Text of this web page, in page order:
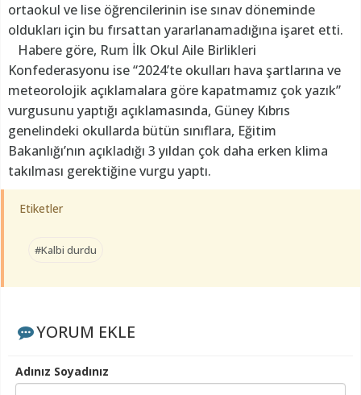
ortaokul ve lise öğrencilerinin ise sınav döneminde
oldukları için bu fırsattan yararlanamadığına işaret etti.
Habere göre, Rum İlk Okul Aile Birlikleri
Konfederasyonu ise “2024’te okulları hava şartlarına ve
meteorolojik açıklamalara göre kapatmamız çok yazık”
vurgusunu yaptığı açıklamasında, Güney Kıbrıs
genelindeki okullarda bütün sınıflara, Eğitim
Bakanlığı’nın açıkladığı 3 yıldan çok daha erken klima
takılması gerektiğine vurgu yaptı.
Etiketler
#Kalbi durdu
YORUM EKLE
Adınız Soyadınız